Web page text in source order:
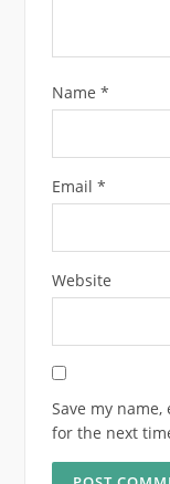
Name *
Email *
Website
Save my
for the next